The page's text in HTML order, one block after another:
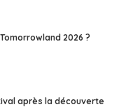
2026 ?
après la découverte